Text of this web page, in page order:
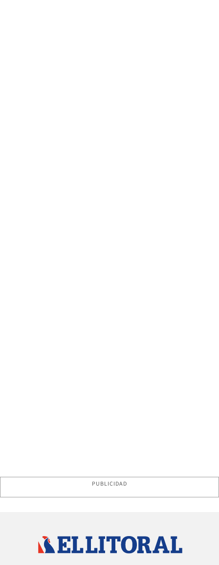
PUBLICIDAD